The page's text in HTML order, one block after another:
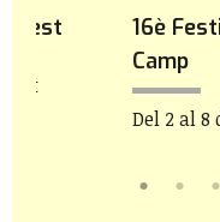
16è
Camp
Del 2 al 8